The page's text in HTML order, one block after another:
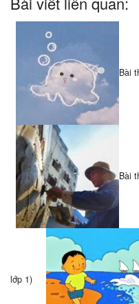
Bài
Bài
lớp 1)